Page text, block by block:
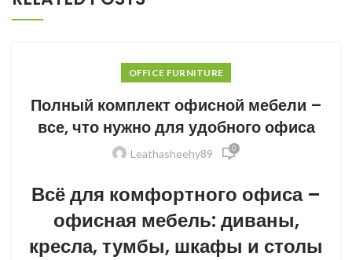
OFFICE FURNITURE
Полный комплект офисной мебели –
все, что нужно для удобного офиса
Leathasheehy89 0
Всё для комфортного офиса –
офисная мебель: диваны,
кресла, тумбы, шкафы и столы